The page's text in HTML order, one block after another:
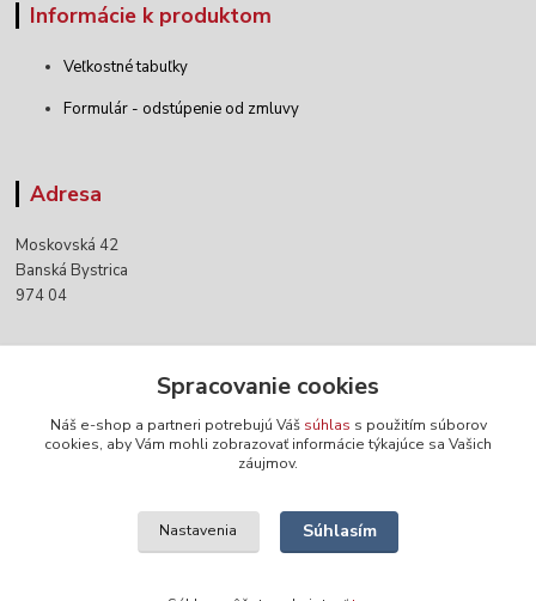
Informácie k produktom
Veľkostné tabuľky
Formulár - odstúpenie od zmluvy
Adresa
Moskovská 42
Banská Bystrica
974 04
+421 903 152 158
Spracovanie cookies
Náš e-shop a partneri potrebujú Váš súhlas s použitím súborov
cookies, aby Vám mohli zobrazovať informácie týkajúce sa Vašich
záujmov.
Nastavenia Súhlasím